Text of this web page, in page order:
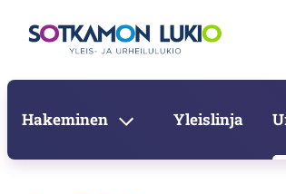
Hakeminen Yleislinja